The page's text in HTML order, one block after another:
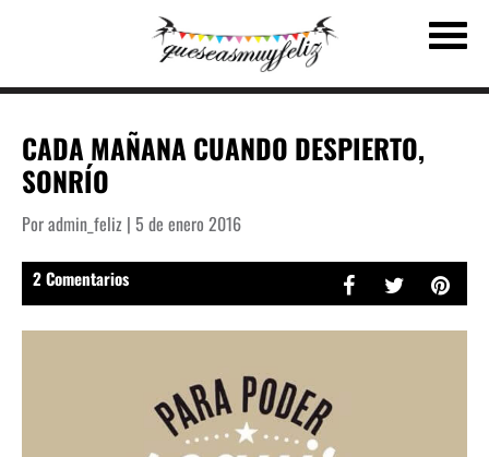
CADA MAÑANA CUANDO DESPIERTO,
SONRÍO
Por admin_feliz | 5 de enero 2016
2 Comentarios